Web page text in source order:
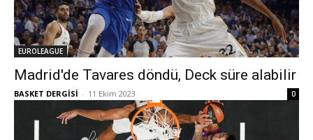
EUROLEAGUE
Madrid'de Tavares döndü, Deck süre alabilir
BASKET DERGİSİ - 11 Ekim 2023 0